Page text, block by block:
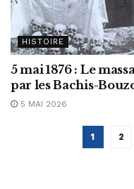
HISTOIRE
5 mai 1876 : Le
par les Bachis-
5 MAI 2026
1 2